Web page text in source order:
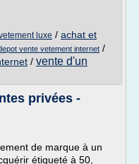
luxe / achat et
vente vetement internet /
/ vente d'un
privées -
de marque à un
étiqueté à 50,